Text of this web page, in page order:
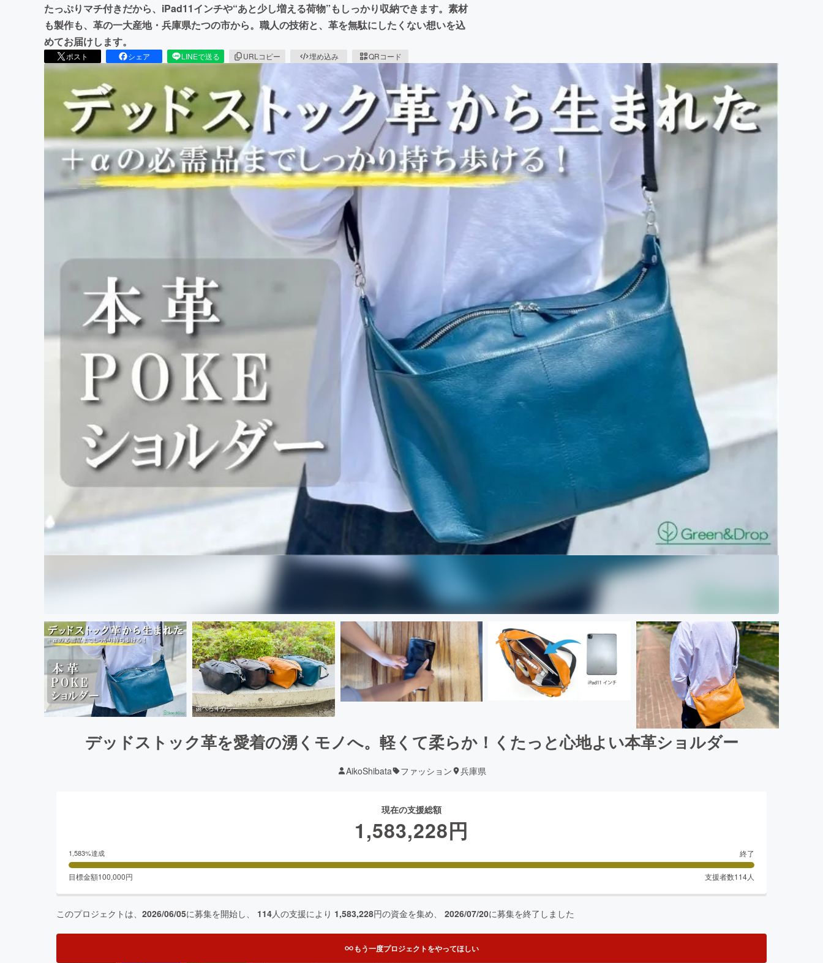
たっぷりマチ付きだから、iPad11インチや“あと少し増える荷物”もしっかり収納できます。素材
も製作も、革の一大産地・兵庫県たつの市から。職人の技術と、革を無駄にしたくない想いを込
めてお届けします。
ポスト シェア LINEで送る URLコピー 埋め込み QRコード
デッドストック革を愛着の湧くモノへ。軽くて柔らか！くたっと心地よい本革ショルダー
AikoShibata ファッション 兵庫県
現在の支援総額
1,583,228円
1,583%達成 終了
目標金額100,000円 支援者数114人
このプロジェクトは、 2026/06/05に募集を開始し、 114人の支援により 1,583,228円の資金を集め、 2026/07/20に募集を終了しました
もう一度プロジェクトをやってほしい